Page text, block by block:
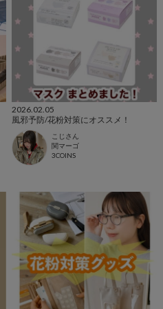
2026.02.05
風邪予防/花粉対策にオススメ！
こじさん
関マーゴ
3COINS